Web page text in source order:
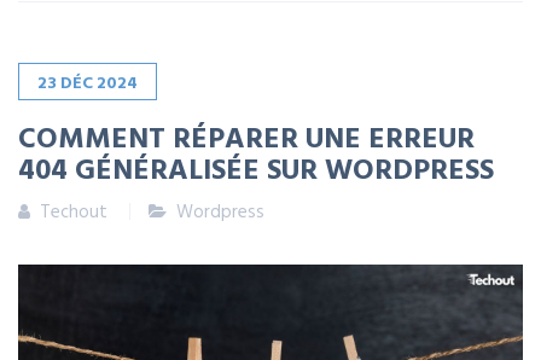
23 DÉC2024
COMMENT RÉPARER UNE ERREUR
404 GÉNÉRALISÉE SUR WORDPRESS
Techout Wordpress